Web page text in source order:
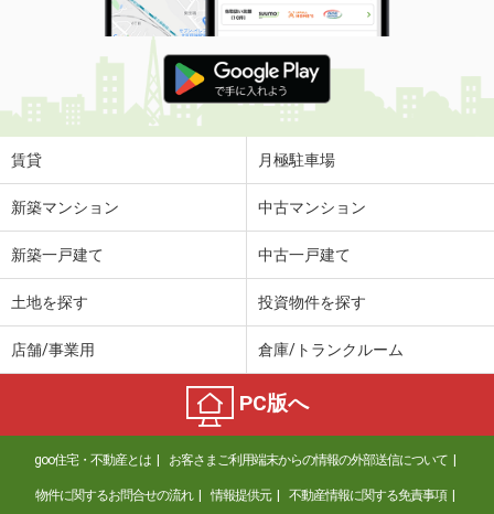
賃貸 月極駐車場
新築マンション 中古マンション
新築一戸建て 中古一戸建て
土地を探す 投資物件を探す
店舗/事業用 倉庫/トランクルーム
PC版へ
goo住宅・不動産とは お客さまご利用端末からの情報の外部送信について
物件に関するお問合せの流れ 情報提供元 不動産情報に関する免責事項